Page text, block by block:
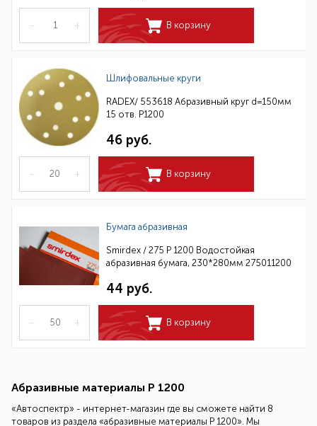
– + В корзину
Шлифовальные круги
RADEX/ 553618 Абразивный круг d=150мм
15 отв. Р1200
46 руб.
– + В корзину
Бумага абразивная
Smirdex / 275 P 1200 Водостойкая
абразивная бумага, 230*280мм 275011200
44 руб.
– + В корзину
Абразивные материалы Р 1200
«Автоспектр» - интернет-магазин где вы сможете найти 8
товаров из раздела «абразивные материалы Р 1200». Мы